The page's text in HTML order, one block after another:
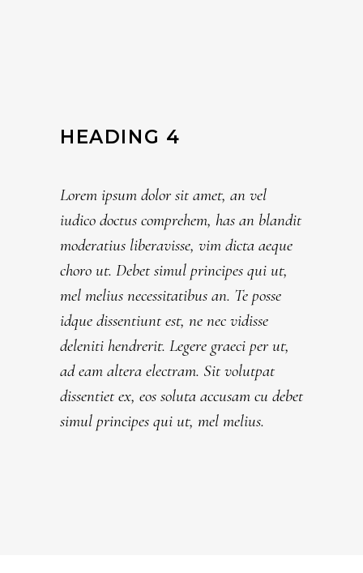
HEADING 4
Lorem ipsum dolor sit amet, an vel
iudico doctus comprehem, has an blandit
moderatius liberavisse, vim dicta aeque
choro ut. Debet simul principes qui ut,
mel melius necessitatibus an. Te posse
idque dissentiunt est, ne nec vidisse
deleniti hendrerit. Legere graeci per ut,
ad eam altera electram. Sit volutpat
dissentiet ex, eos soluta accusam cu debet
simul principes qui ut, mel melius.